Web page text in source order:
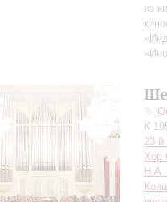
из
К
23-й
Хор
Н.А.